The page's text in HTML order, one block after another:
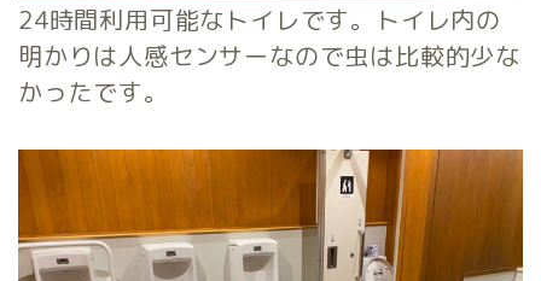
24時間利用可能なトイレです。トイレ内の
明かりは人感センサーなので虫は比較的少な
かったです。